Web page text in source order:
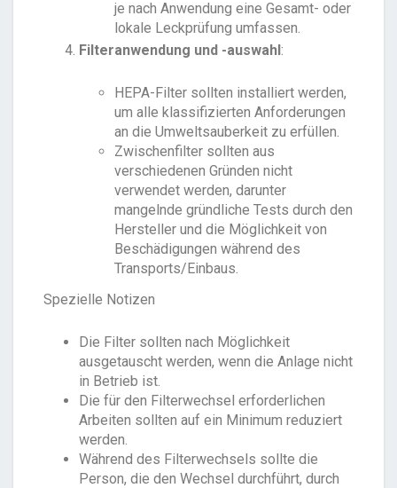
je nach Anwendung eine Gesamt- oder
lokale Leckprüfung umfassen.
Filteranwendung und -auswahl:
HEPA-Filter sollten installiert werden,
um alle klassifizierten Anforderungen
an die Umweltsauberkeit zu erfüllen.
Zwischenfilter sollten aus
verschiedenen Gründen nicht
verwendet werden, darunter
mangelnde gründliche Tests durch den
Hersteller und die Möglichkeit von
Beschädigungen während des
Transports/Einbaus.
Spezielle Notizen
Die Filter sollten nach Möglichkeit
ausgetauscht werden, wenn die Anlage nicht
in Betrieb ist.
Die für den Filterwechsel erforderlichen
Arbeiten sollten auf ein Minimum reduziert
werden.
Während des Filterwechsels sollte die
Person, die den Wechsel durchführt, durch